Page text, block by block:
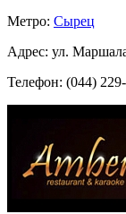
Метро: Сырец
Адрес: ул.
Телефон: (044)